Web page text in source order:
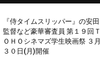
『侍タイムスリッパー』の安田
監督など豪華審査員 第１９回Ｔ
ＯＨＯシネマズ学生映画祭 ３月
３０日(月)開催